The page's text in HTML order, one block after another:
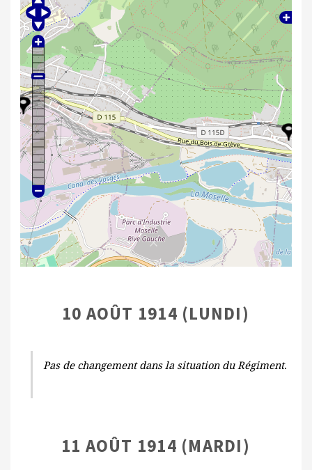
10 AOÛT 1914 (LUNDI)
Pas de changement dans la situation du Régiment.
11 AOÛT 1914 (MARDI)